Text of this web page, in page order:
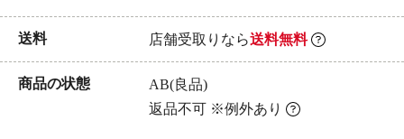
送料 店舗受取りなら送料無料
商品の状態
AB(良品)
返品不可 ※例外あり